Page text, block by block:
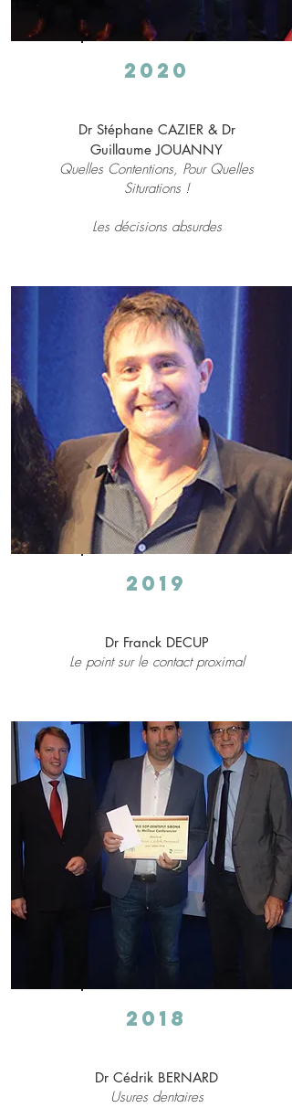
2020
Dr Stéphane CAZIER & Dr
Guillaume JOUANNY
Quelles Contentions, Pour Quelles
Siturations !
Les décisions absurdes
2019
Dr Franck DECUP
Le point sur le contact proximal
2018
Dr Cédrik BERNARD
Usures dentaires